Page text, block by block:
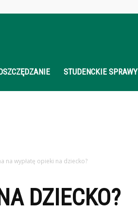
STUDENCKIE SPRAWY
na wypłatę opieki na dziecko?
DZIECKO?